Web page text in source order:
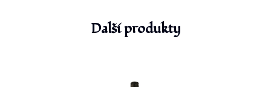
Další produkty